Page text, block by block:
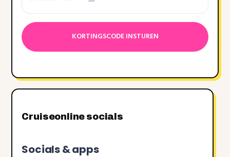
Datumnotatie:DD
dash
MM
dash
Cruiseonline socials
Socials & apps